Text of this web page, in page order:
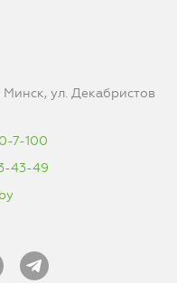
ул. Декабристов
7-100
43-49